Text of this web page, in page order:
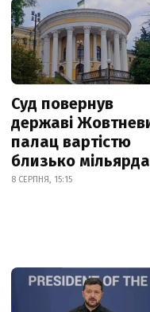
Суд повернув
державі
палац вартістю
близько мільярда
8 СЕРПНЯ, 15:15